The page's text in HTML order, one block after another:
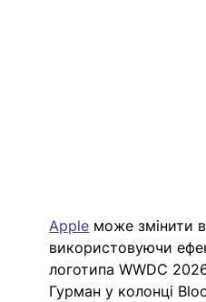
Apple може змінити
використовуючи
логотипа WWDC
Гурман у колонці